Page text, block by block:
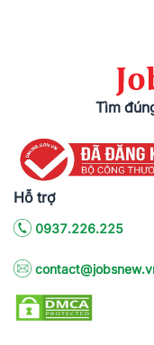
Tìm
Hỗ trợ
0937.226.225